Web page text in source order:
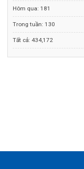
Hôm qua: 181
Trong tuần: 130
Tất cả: 434,172